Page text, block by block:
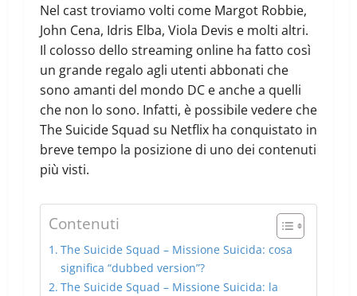
Nel cast troviamo volti come Margot Robbie,
John Cena, Idris Elba, Viola Devis e molti altri.
Il colosso dello streaming online ha fatto così
un grande regalo agli utenti abbonati che
sono amanti del mondo DC e anche a quelli
che non lo sono. Infatti, è possibile vedere che
The Suicide Squad su Netflix ha conquistato in
breve tempo la posizione di uno dei contenuti
più visti.
Contenuti
The Suicide Squad – Missione Suicida: cosa
significa “dubbed version”?
The Suicide Squad – Missione Suicida: la